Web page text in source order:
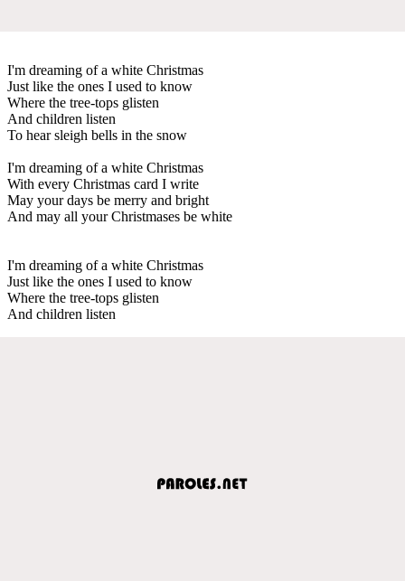
I'm dreaming of a white Christmas
Just like the ones I used to know
Where the tree-tops glisten
And children listen
To hear sleigh bells in the snow
I'm dreaming of a white Christmas
With every Christmas card I write
May your days be merry and bright
And may all your Christmases be white
I'm dreaming of a white Christmas
Just like the ones I used to know
Where the tree-tops glisten
And children listen